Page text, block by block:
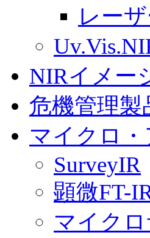
レー
NIRイメー
危機管理製
マイクロ
SurveyIR
顕微FT-
マイク